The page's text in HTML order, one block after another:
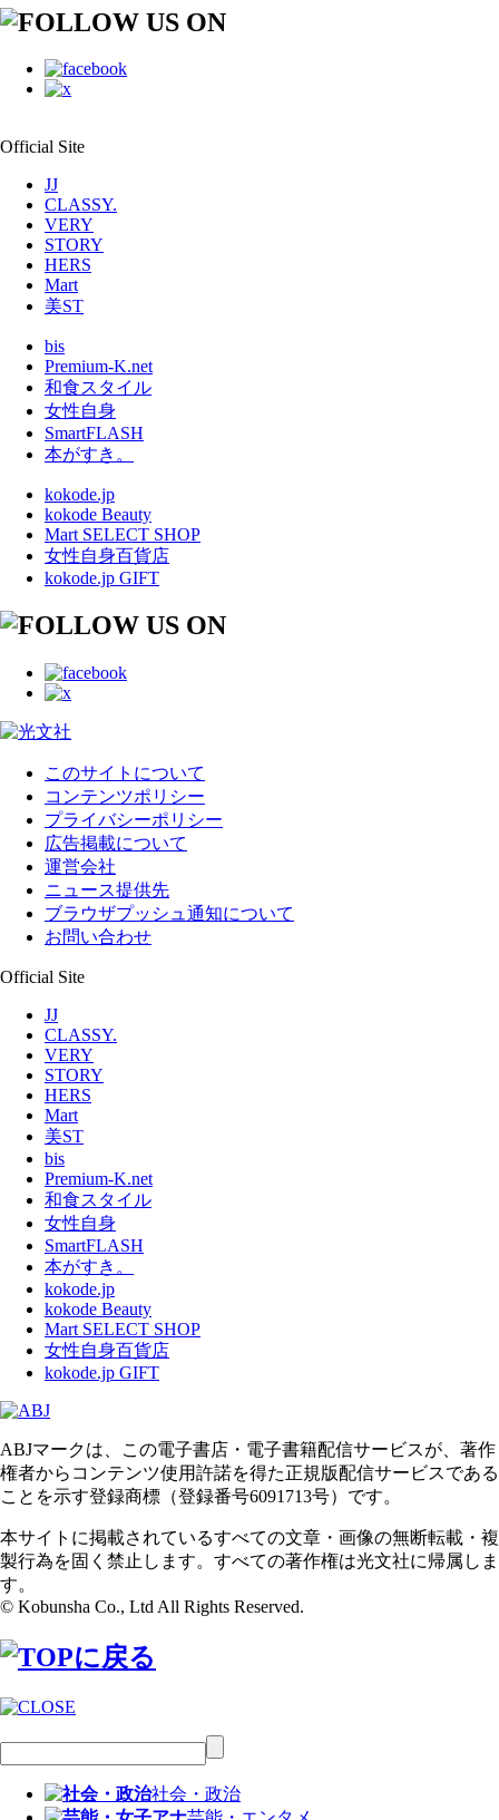
Official Site
JJ
CLASSY.
VERY
STORY
HERS
Mart
美ST
bis
Premium-K.net
和食スタイル
女性自身
SmartFLASH
本がすき。
kokode.jp
kokode Beauty
Mart SELECT SHOP
女性自身百貨店
kokode.jp GIFT
このサイトについて
コンテンツポリシー
プライバシーポリシー
広告掲載について
運営会社
ニュース提供先
ブラウザプッシュ通知について
お問い合わせ
Official Site
JJ
CLASSY.
VERY
STORY
HERS
Mart
美ST
bis
Premium-K.net
和食スタイル
女性自身
SmartFLASH
本がすき。
kokode.jp
kokode Beauty
Mart SELECT SHOP
女性自身百貨店
kokode.jp GIFT
ABJマークは、この電子書店・電子書籍配信サービスが、著作
権者からコンテンツ使用許諾を得た正規版配信サービスである
ことを示す登録商標（登録番号6091713号）です。
本サイトに掲載されているすべての文章・画像の無断転載・複
製行為を固く禁止します。すべての著作権は光文社に帰属しま
す。
© Kobunsha Co., Ltd All Rights Reserved.
社会・政治